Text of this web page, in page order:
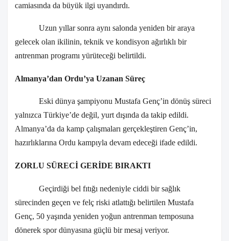
camiasında da büyük ilgi uyandırdı.
Uzun yıllar sonra aynı salonda yeniden bir araya
gelecek olan ikilinin, teknik ve kondisyon ağırlıklı bir
antrenman programı yürüteceği belirtildi.
Almanya’dan Ordu’ya Uzanan Süreç
Eski dünya şampiyonu Mustafa Genç’in dönüş süreci
yalnızca Türkiye’de değil, yurt dışında da takip edildi.
Almanya’da da kamp çalışmaları gerçekleştiren Genç’in,
hazırlıklarına Ordu kampıyla devam edeceği ifade edildi.
ZORLU SÜRECİ GERİDE BIRAKTI
Geçirdiği bel fıtığı nedeniyle ciddi bir sağlık
sürecinden geçen ve felç riski atlattığı belirtilen Mustafa
Genç, 50 yaşında yeniden yoğun antrenman temposuna
dönerek spor dünyasına güçlü bir mesaj veriyor.